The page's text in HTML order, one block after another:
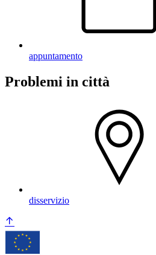
appuntamento
Problemi in città
disservizio